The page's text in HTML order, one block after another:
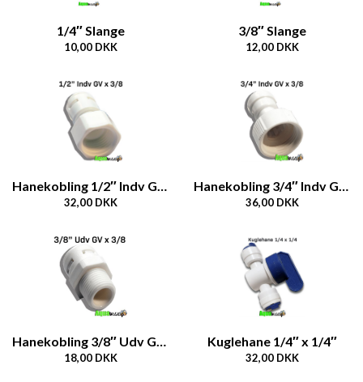
1/4″ Slange
10,00 DKK
3/8″ Slange
12,00 DKK
Hanekobling 1/2″ Indv GV x 3/8 slange
32,00 DKK
Hanekobling 3/4″ Indv GV x 3/8 slange
36,00 DKK
Hanekobling 3/8″ Udv GV x 3/8 slange
18,00 DKK
Kuglehane 1/4″ x 1/4″
32,00 DKK